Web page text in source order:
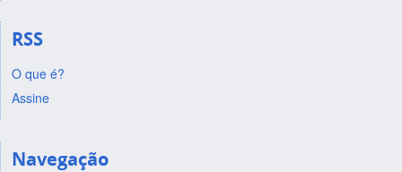
RSS
O que é?
Assine
Navegação